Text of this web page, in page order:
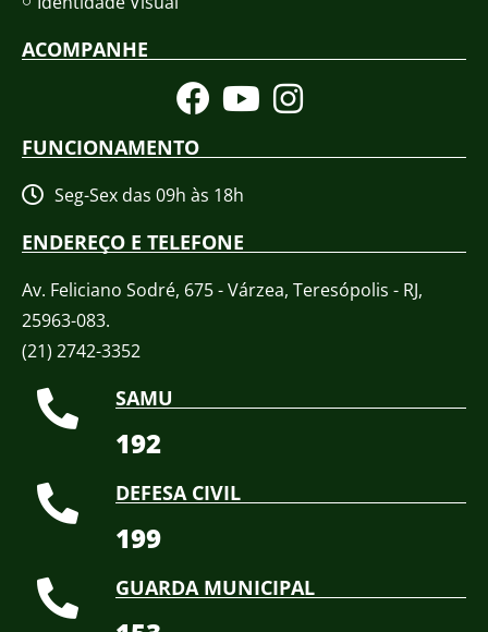
ACOMPANHE
FUNCIONAMENTO
Seg-Sex das 09h às 18h
ENDEREÇO E TELEFONE
Av. Feliciano Sodré, 675 - Várzea, Teresópolis - RJ,
25963-083.
(21) 2742-3352​
SAMU
192
DEFESA CIVIL
199
GUARDA MUNICIPAL